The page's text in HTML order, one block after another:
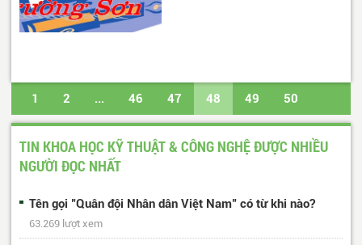
1 2 ... 46 47 48 49 50
... 617 618 Trang cuối
TIN KHOA HỌC KỸ THUẬT & CÔNG NGHỆ ĐƯỢC NHIỀU
NGƯỜI ĐỌC NHẤT
Tên gọi "Quân đội Nhân dân Việt Nam" có từ khi nào?
63.269 lượt xem